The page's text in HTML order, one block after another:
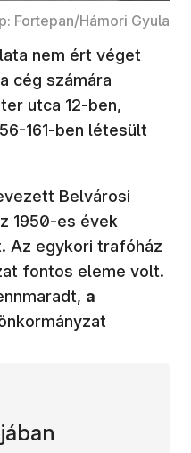
Fortepan/Hámori Gyula
nem ért véget
cég számára
utca 12-ben,
161-ben létesült
Belvárosi
1950-es évek
Az egykori trafóház
fontos eleme volt.
a